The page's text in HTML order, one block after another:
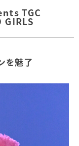
TGC
GIRLS
を魅了